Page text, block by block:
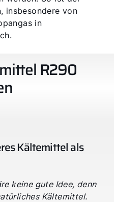
insbesondere von
in
R290
Kältemittel als
keine gute Idee, denn
Kältemittel.